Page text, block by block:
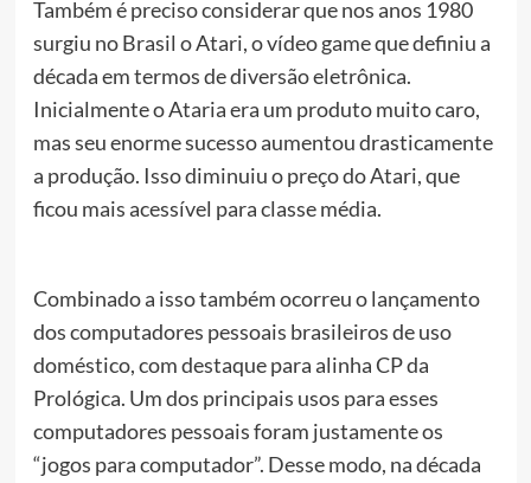
Também é preciso considerar que nos anos 1980
surgiu no Brasil o Atari, o vídeo game que definiu a
década em termos de diversão eletrônica.
Inicialmente o Ataria era um produto muito caro,
mas seu enorme sucesso aumentou drasticamente
a produção. Isso diminuiu o preço do Atari, que
ficou mais acessível para classe média.
Combinado a isso também ocorreu o lançamento
dos computadores pessoais brasileiros de uso
doméstico, com destaque para alinha CP da
Prológica. Um dos principais usos para esses
computadores pessoais foram justamente os
“jogos para computador”. Desse modo, na década